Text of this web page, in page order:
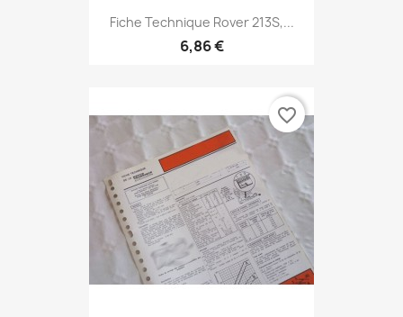
Fiche Technique Rover 213S,...
6,86 €
favorite_border